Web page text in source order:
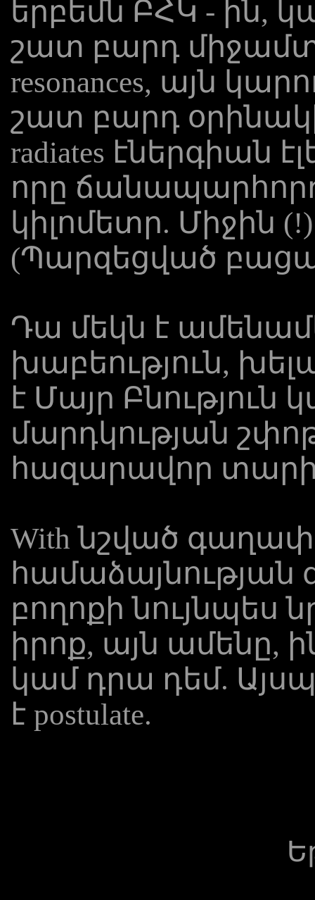
երբեմն ԲՀԿ - ին,
շատ բարդ
resonances, այն
շատ բարդ
radiates էներգիան
որը
կիլոմետր. Միջին
(Պարզեցված
Դա մեկն է
խաբեություն,
է Մայր
մարդկության
հազարավոր
With նշված
համաձայնության
բողոքի նույնպես
իրոք, այն ամենը,
կամ դրա դեմ.
է postulate.